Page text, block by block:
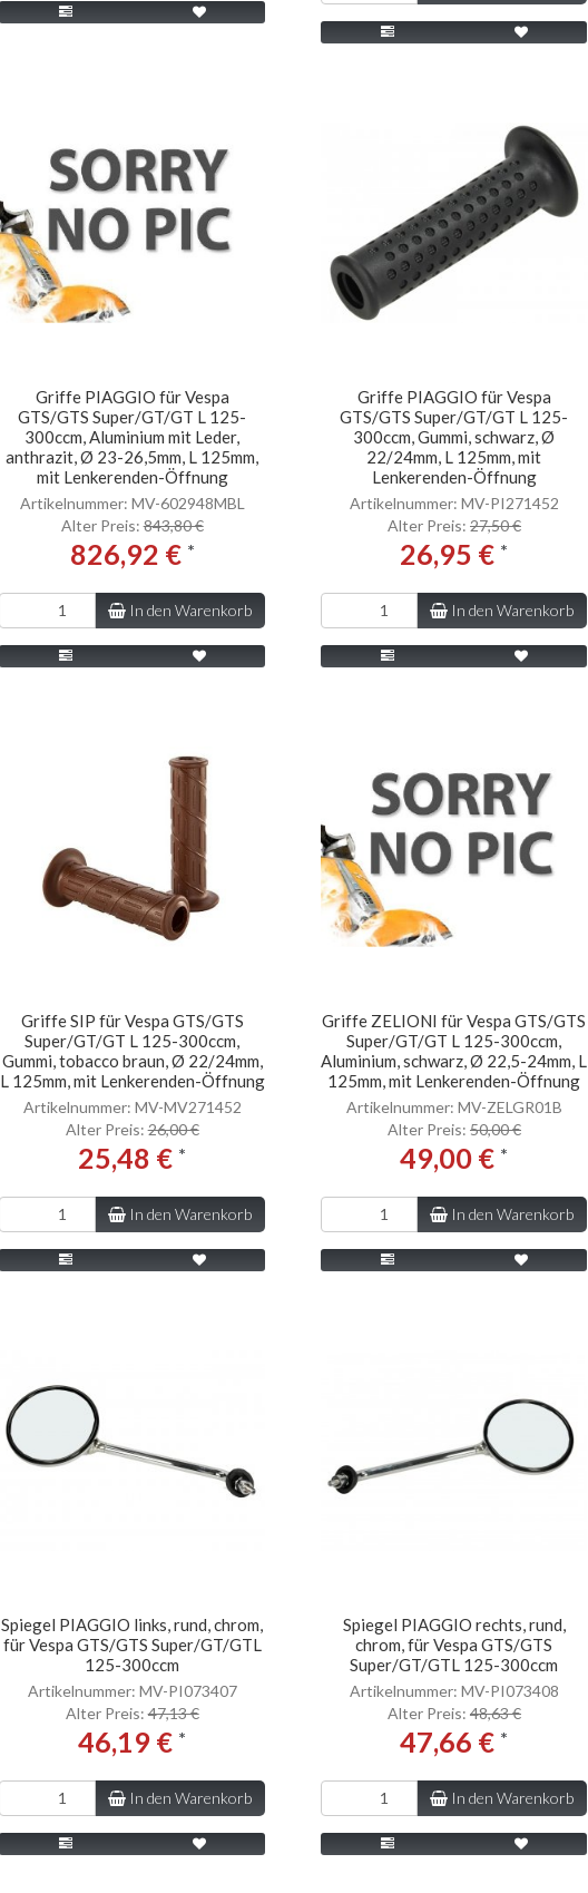
Griffe PIAGGIO für Vespa
GTS/GTS Super/GT/GT L 125-
300ccm, Aluminium mit Leder,
anthrazit, Ø 23-26,5mm, L 125mm,
mit Lenkerenden-Öffnung
Artikelnummer: MV-602948MBL
Alter Preis:843,80 €
826,92 € *
In den Warenkorb
Griffe PIAGGIO für Vespa
GTS/GTS Super/GT/GT L 125-
300ccm, Gummi, schwarz, Ø
22/24mm, L 125mm, mit
Lenkerenden-Öffnung
Artikelnummer: MV-PI271452
Alter Preis: 27,50 €
26,95 € *
In den Warenkorb
Griffe SIP für Vespa GTS/GTS
Super/GT/GT L 125-300ccm,
Gummi, tobacco braun, Ø 22/24mm,
L 125mm, mit Lenkerenden-Öffnung
Artikelnummer: MV-MV271452
Alter Preis:26,00 €
25,48 € *
In den Warenkorb
Griffe ZELIONI für Vespa GTS/GTS
Super/GT/GT L 125-300ccm,
Aluminium, schwarz, Ø 22,5-24mm, L
125mm, mit Lenkerenden-Öffnung
Artikelnummer: MV-ZELGR01B
Alter Preis: 50,00 €
49,00 € *
In den Warenkorb
Spiegel PIAGGIO links, rund, chrom,
für Vespa GTS/GTS Super/GT/GTL
125-300ccm
Artikelnummer: MV-PI073407
Alter Preis:47,13 €
46,19 € *
In den Warenkorb
Spiegel PIAGGIO rechts, rund,
chrom, für Vespa GTS/GTS
Super/GT/GTL 125-300ccm
Artikelnummer: MV-PI073408
Alter Preis: 48,63 €
47,66 € *
In den Warenkorb